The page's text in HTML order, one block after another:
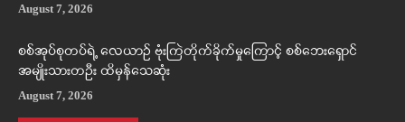
August 7, 2026
စစ်အုပ်စုတပ်ရဲ့ လေယာဉ် ဗုံးကြဲတိုက်ခိုက်မှုကြောင့် စစ်ဘေးရှောင်
အမျိုးသားတဦး ထိမှန်သေဆုံး
August 7, 2026